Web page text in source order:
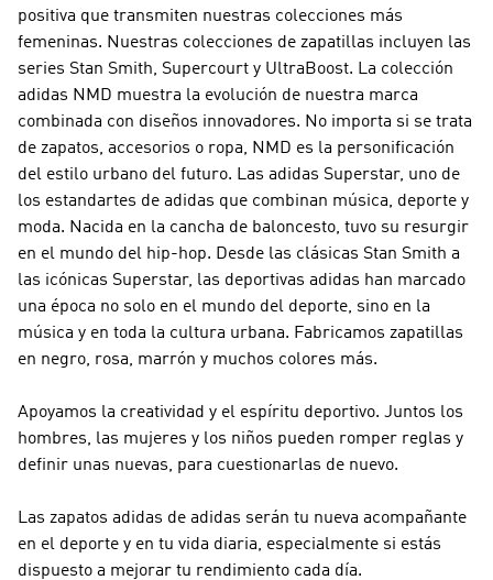
positiva que transmiten nuestras colecciones más
femeninas. Nuestras colecciones de zapatillas incluyen las
series Stan Smith, Supercourt y UltraBoost. La colección
adidas NMD muestra la evolución de nuestra marca
combinada con diseños innovadores. No importa si se trata
de zapatos, accesorios o ropa, NMD es la personificación
del estilo urbano del futuro. Las adidas Superstar, uno de
los estandartes de adidas que combinan música, deporte y
moda. Nacida en la cancha de baloncesto, tuvo su resurgir
en el mundo del hip-hop. Desde las clásicas Stan Smith a
las icónicas Superstar, las deportivas adidas han marcado
una época no solo en el mundo del deporte, sino en la
música y en toda la cultura urbana. Fabricamos zapatillas
en negro, rosa, marrón y muchos colores más.
Apoyamos la creatividad y el espíritu deportivo. Juntos los
hombres, las mujeres y los niños pueden romper reglas y
definir unas nuevas, para cuestionarlas de nuevo.
Las zapatos adidas de adidas serán tu nueva acompañante
en el deporte y en tu vida diaria, especialmente si estás
dispuesto a mejorar tu rendimiento cada día.